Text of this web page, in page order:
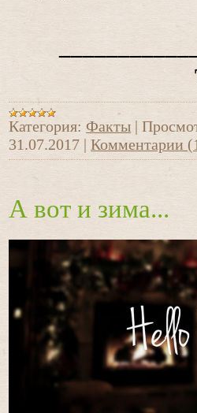
Категория: Факты |
31.07.2017 | Комментарии
А вот и зима...